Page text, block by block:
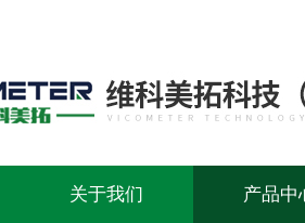
关于我们 产品中